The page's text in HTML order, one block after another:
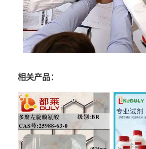
相关产品：